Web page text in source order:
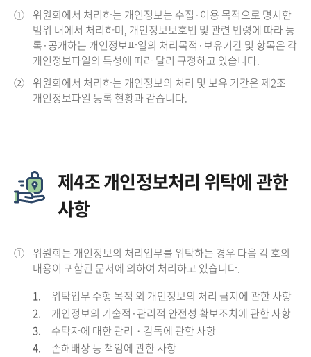
① 위원회에서 처리하는 개인정보는 수집·이용 목적으로 명시한
범위 내에서 처리하며, 개인정보보호법 및 관련 법령에 따라 등
록·공개하는 개인정보파일의 처리목적·보유기간 및 항목은 각
개인정보파일의 특성에 따라 달리 규정하고 있습니다.
② 위원회에서 처리하는 개인정보의 처리 및 보유 기간은 제2조
개인정보파일 등록 현황과 같습니다.
제4조 개인정보처리 위탁에 관한
사항
① 위원회는 개인정보의 처리업무를 위탁하는 경우 다음 각 호의
내용이 포함된 문서에 의하여 처리하고 있습니다.
1.
위탁업무 수행 목적 외 개인정보의 처리 금지에 관한 사항
2.
개인정보의 기술적·관리적 안전성 확보조치에 관한 사항
3.
수탁자에 대한 관리・감독에 관한 사항
4.
손해배상 등 책임에 관한 사항